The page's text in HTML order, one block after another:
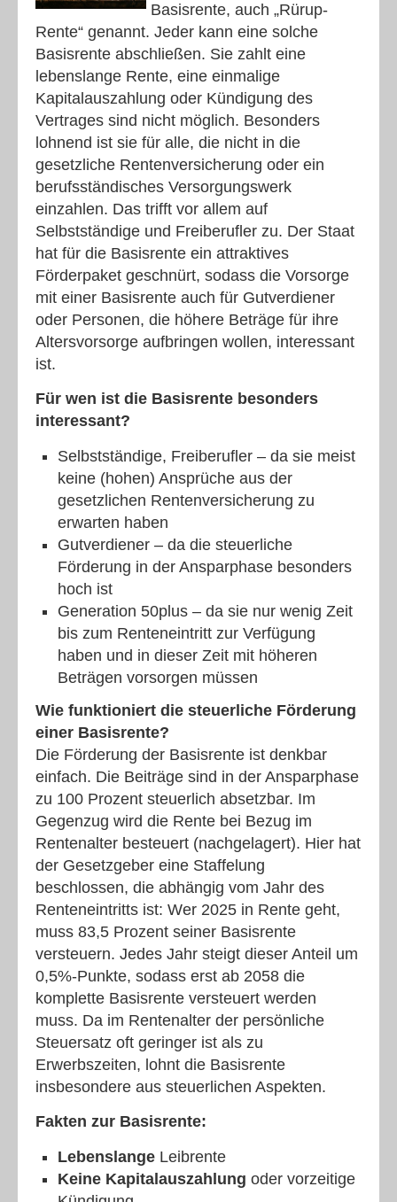
Basisrente, auch „Rürup-
Rente“ genannt. Jeder kann eine solche
Basisrente abschließen. Sie zahlt eine
lebenslange Rente, eine einmalige
Kapitalauszahlung oder Kündigung des
Vertrages sind nicht möglich. Besonders
lohnend ist sie für alle, die nicht in die
gesetzliche Rentenversicherung oder ein
berufsständisches Versorgungswerk
einzahlen. Das trifft vor allem auf
Selbstständige und Freiberufler zu. Der Staat
hat für die Basisrente ein attraktives
Förderpaket geschnürt, sodass die Vorsorge
mit einer Basisrente auch für Gutverdiener
oder Personen, die höhere Beträge für ihre
Altersvorsorge aufbringen wollen, interessant
ist.
Für wen ist die Basisrente besonders
interessant?
Selbstständige, Freiberufler – da sie meist
keine (hohen) Ansprüche aus der
gesetzlichen Rentenversicherung zu
erwarten haben
Gutverdiener – da die steuerliche
Förderung in der Ansparphase besonders
hoch ist
Generation 50plus – da sie nur wenig Zeit
bis zum Renteneintritt zur Verfügung
haben und in dieser Zeit mit höheren
Beträgen vorsorgen müssen
Wie funktioniert die steuerliche Förderung
einer Basisrente?
Die Förderung der Basisrente ist denkbar
einfach. Die Beiträge sind in der Ansparphase
zu 100 Prozent steuerlich absetzbar. Im
Gegenzug wird die Rente bei Bezug im
Rentenalter besteuert (nachgelagert). Hier hat
der Gesetzgeber eine Staffelung
beschlossen, die abhängig vom Jahr des
Renteneintritts ist: Wer 2025 in Rente geht,
muss 83,5 Prozent seiner Basisrente
versteuern. Jedes Jahr steigt dieser Anteil um
0,5%-Punkte, sodass erst ab 2058 die
komplette Basisrente versteuert werden
muss. Da im Rentenalter der persönliche
Steuersatz oft geringer ist als zu
Erwerbszeiten, lohnt die Basisrente
insbesondere aus steuerlichen Aspekten.
Fakten zur Basisrente:
Lebenslange Leibrente
Keine Kapitalauszahlung oder vorzeitige